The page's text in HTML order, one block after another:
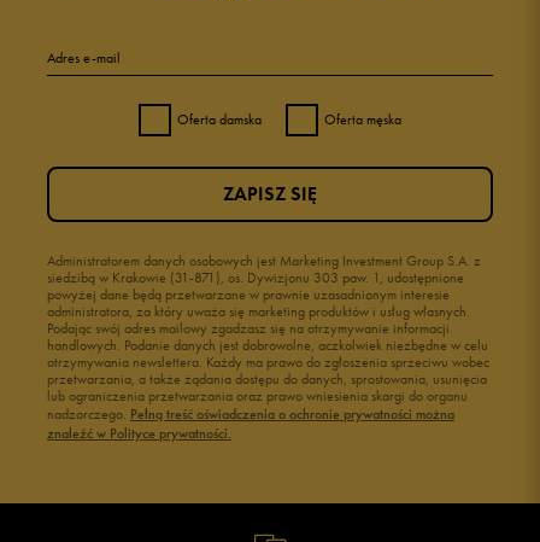
Adres e-mail
Oferta damska Oferta męska
Administratorem danych osobowych jest Marketing Investment Group S.A. z
siedzibą w Krakowie (31-871), os. Dywizjonu 303 paw. 1, udostępnione
powyżej dane będą przetwarzane w prawnie uzasadnionym interesie
administratora, za który uważa się marketing produktów i usług własnych.
Podając swój adres mailowy zgadzasz się na otrzymywanie informacji
handlowych. Podanie danych jest dobrowolne, aczkolwiek niezbędne w celu
otrzymywania newslettera. Każdy ma prawo do zgłoszenia sprzeciwu wobec
przetwarzania, a także żądania dostępu do danych, sprostowania, usunięcia
lub ograniczenia przetwarzania oraz prawo wniesienia skargi do organu
nadzorczego. Pełną treść oświadczenia o ochronie prywatności można
znaleźć w Polityce prywatności.
ZAPISZ SIĘ